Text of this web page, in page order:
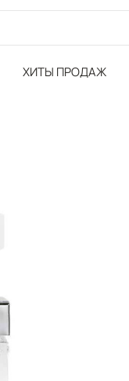
ХИТЫ ПРОДАЖ